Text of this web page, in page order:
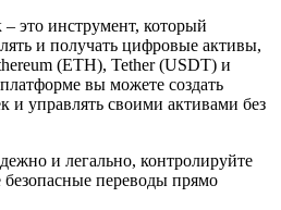
это инструмент, который
и получать цифровые активы,
(ETH), Tether (USDT) и
вы можете создать
и управлять своими активами без
и легально, контролируйте
переводы прямо